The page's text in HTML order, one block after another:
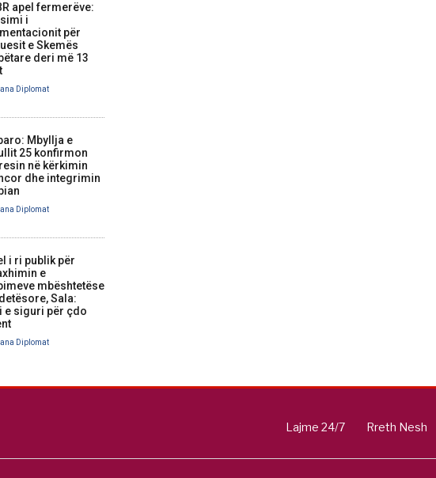
apel fermerëve:
i
për
e Skemës
deri më 13
Diplomat
Mbyllja e
25 konfirmon
në kërkimin
dhe integrimin
Diplomat
i ri publik për
e
mbështetëse
Sala:
e siguri për çdo
Diplomat
Lajme 24/7 Rreth Nesh